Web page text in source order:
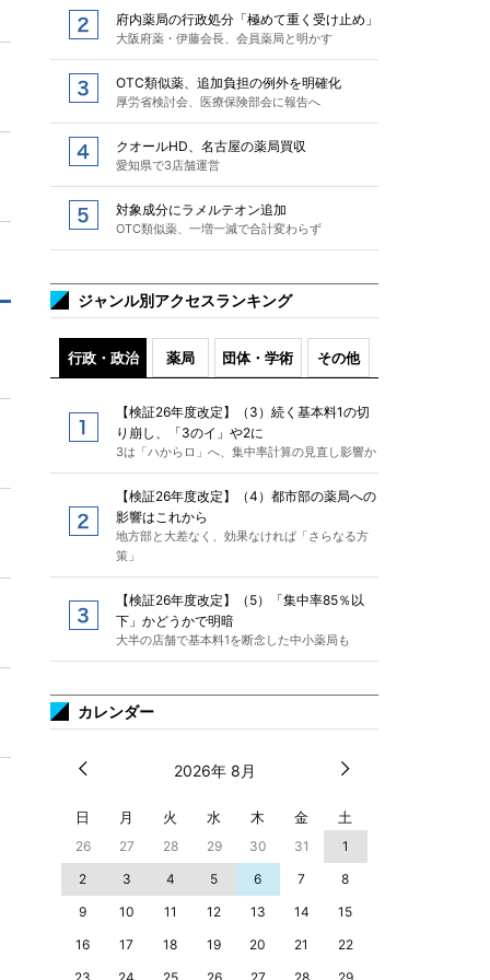
府内薬局の行政処分「極めて重く受け止め」
大阪府薬・伊藤会長、会員薬局と明かす
OTC類似薬、追加負担の例外を明確化
厚労省検討会、医療保険部会に報告へ
クオールHD、名古屋の薬局買収
愛知県で3店舗運営
対象成分にラメルテオン追加
OTC類似薬、一増一減で合計変わらず
ジャンル別アクセスランキング
行政・政治 薬局 団体・学術 その他
【検証26年度改定】（3）続く基本料1の切
り崩し、「3のイ」や2に
3は「ハからロ」へ、集中率計算の見直し影響か
【検証26年度改定】（4）都市部の薬局への
影響はこれから
地方部と大差なく、効果なければ「さらなる方
策」
【検証26年度改定】（5）「集中率85％以
下」かどうかで明暗
大半の店舗で基本料1を断念した中小薬局も
カレンダー
2026年 8月
日 月 火 水 木 金 土
26 27 28 29 30 31
1
2
3 4 5 6 7
8
9
10 11 12 13 14
15
16
17 18 19 20 21
22